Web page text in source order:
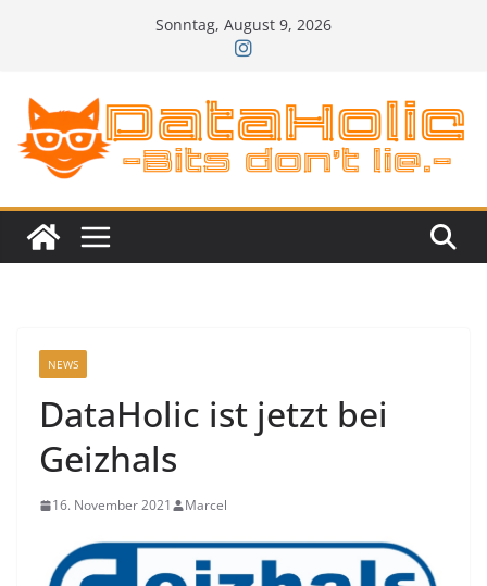
Sonntag, August 9, 2026
NEWS
DataHolic ist jetzt bei
Geizhals
16. November 2021 Marcel